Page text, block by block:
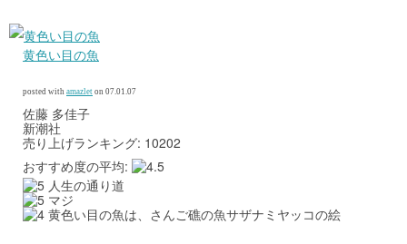
黄色い目の魚
posted with amazlet on 07.01.07
佐藤 多佳子
新潮社
売り上げランキング: 10202
おすすめ度の平均:
人生の通り道
マジ
黄色い目の魚は、さんご礁の魚サザナミヤッコの絵